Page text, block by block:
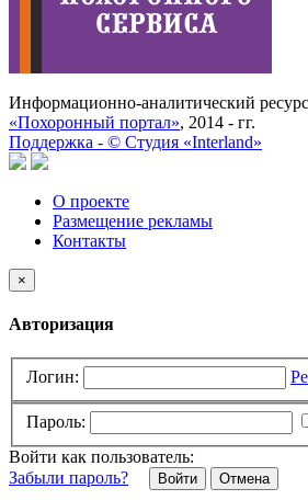
Информационно-аналитический ресурс
«Похоронный портал», 2014 - гг.
Поддержка - © Cтудия «Interland»
О проекте
Размещение рекламы
Контакты
×
Авторизация
Логин:
Пароль:
Войти как пользователь:
Забыли пароль?
Отмена